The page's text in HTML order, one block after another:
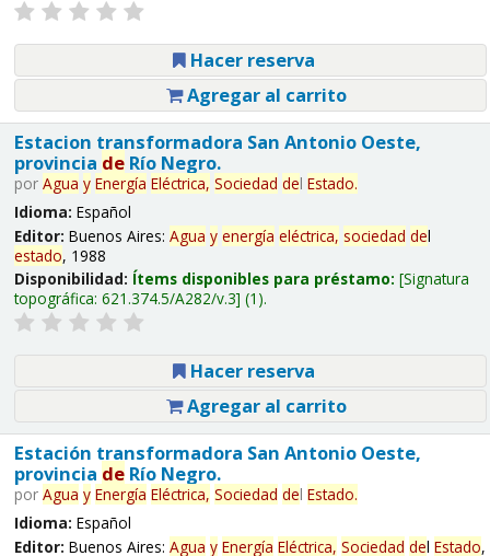
Hacer reserva
Agregar al carrito
Estacion transformadora San Antonio Oeste,
provincia deRío Negro.
por Agua y Energía Eléctrica, Sociedad del Estado.
Idioma: Español
Editor: Buenos Aires: Agua y energía eléctrica, sociedad del
estado, 1988
Disponibilidad: Ítems disponibles para préstamo: Signatura
topográfica: 621.374.5/A282/v.3 (1).
Hacer reserva
Agregar al carrito
Estación transformadora San Antonio Oeste,
provincia deRío Negro.
por Agua y Energía Eléctrica, Sociedad del Estado.
Idioma: Español
Editor: Buenos Aires: Agua y Energía Eléctrica, Sociedad del Estado,